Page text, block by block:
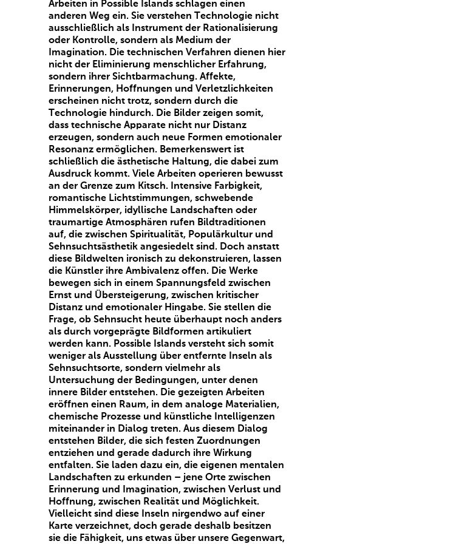
Arbeiten in Possible Islands schlagen einen
anderen Weg ein. Sie verstehen Technologie nicht
ausschließlich als Instrument der Rationalisierung
oder Kontrolle, sondern als Medium der
Imagination. Die technischen Verfahren dienen hier
nicht der Eliminierung menschlicher Erfahrung,
sondern ihrer Sichtbarmachung. Affekte,
Erinnerungen, Hoffnungen und Verletzlichkeiten
erscheinen nicht trotz, sondern durch die
Technologie hindurch. Die Bilder zeigen somit,
dass technische Apparate nicht nur Distanz
erzeugen, sondern auch neue Formen emotionaler
Resonanz ermöglichen. Bemerkenswert ist
schließlich die ästhetische Haltung, die dabei zum
Ausdruck kommt. Viele Arbeiten operieren bewusst
an der Grenze zum Kitsch. Intensive Farbigkeit,
romantische Lichtstimmungen, schwebende
Himmelskörper, idyllische Landschaften oder
traumartige Atmosphären rufen Bildtraditionen
auf, die zwischen Spiritualität, Populärkultur und
Sehnsuchtsästhetik angesiedelt sind. Doch anstatt
diese Bildwelten ironisch zu dekonstruieren, lassen
die Künstler ihre Ambivalenz offen. Die Werke
bewegen sich in einem Spannungsfeld zwischen
Ernst und Übersteigerung, zwischen kritischer
Distanz und emotionaler Hingabe. Sie stellen die
Frage, ob Sehnsucht heute überhaupt noch anders
als durch vorgeprägte Bildformen artikuliert
werden kann. Possible Islands versteht sich somit
weniger als Ausstellung über entfernte Inseln als
Sehnsuchtsorte, sondern vielmehr als
Untersuchung der Bedingungen, unter denen
innere Bilder entstehen. Die gezeigten Arbeiten
eröffnen einen Raum, in dem analoge Materialien,
chemische Prozesse und künstliche Intelligenzen
miteinander in Dialog treten. Aus diesem Dialog
entstehen Bilder, die sich festen Zuordnungen
entziehen und gerade dadurch ihre Wirkung
entfalten. Sie laden dazu ein, die eigenen mentalen
Landschaften zu erkunden – jene Orte zwischen
Erinnerung und Imagination, zwischen Verlust und
Hoffnung, zwischen Realität und Möglichkeit.
Vielleicht sind diese Inseln nirgendwo auf einer
Karte verzeichnet, doch gerade deshalb besitzen
sie die Fähigkeit, uns etwas über unsere Gegenwart,